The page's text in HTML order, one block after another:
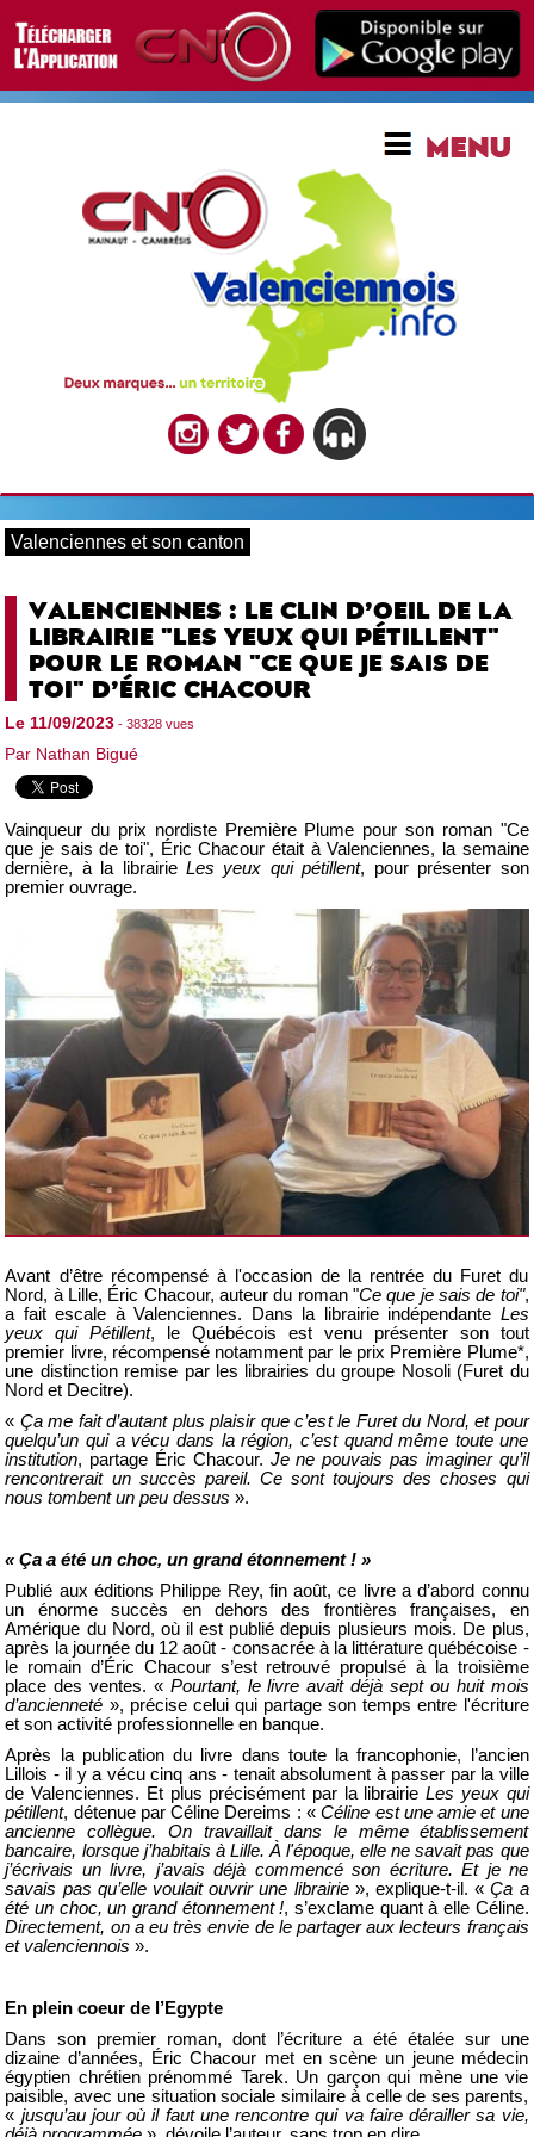
Valenciennes et son canton
VALENCIENNES : LE CLIN D’OEIL DE LA
LIBRAIRIE "LES YEUX QUI PÉTILLENT"
POUR LE ROMAN "CE QUE JE SAIS DE
TOI" D’ÉRIC CHACOUR
Le 11/09/2023 - 38328 vues
Par Nathan Bigué
Vainqueur du prix nordiste Première Plume pour son roman "Ce
que je sais de toi", Éric Chacour était à Valenciennes, la semaine
dernière, à la librairieLes yeux qui pétillent, pour présenter son
premier ouvrage.
Avant d’être récompensé à l'occasion de la rentrée du Furet du
Nord, à Lille, Éric Chacour, auteur du roman "Ce que je sais de toi",
a fait escale à Valenciennes. Dans la librairie indépendante Les
yeux qui Pétillent, le Québécois est venu présenter son tout
premier livre, récompensé notamment par le prix Première Plume*,
une distinction remise par les librairies du groupe Nosoli (Furet du
Nord et Decitre).
« Ça me fait d’autant plus plaisir que c’est le Furet du Nord, et pour
quelqu’un qui a vécu dans la région, c’est quand même toute une
institution, partage Éric Chacour. Je ne pouvais pas imaginer qu’il
rencontrerait un succès pareil. Ce sont toujours des choses qui
nous tombent un peu dessus ».
« Ça a été un choc, un grand étonnement ! »
Publié aux éditions Philippe Rey, fin août, ce livre a d’abord connu
un énorme succès en dehors des frontières françaises, en
Amérique du Nord, où il est publié depuis plusieurs mois. De plus,
après la journée du 12 août - consacrée à la littérature québécoise -
le romain d’Éric Chacour s’est retrouvé propulsé à la troisième
place des ventes. « Pourtant, le livre avait déjà sept ou huit mois
d’ancienneté », précise celui qui partage son temps entre l'écriture
et son activité professionnelle en banque.
Après la publication du livre dans toute la francophonie, l’ancien
Lillois - il y a vécu cinq ans - tenait absolument à passer par la ville
de Valenciennes. Et plus précisément par la librairieLes yeux qui
pétillent, détenue parCéline Dereims : «Céline est une amie et une
ancienne collègue. On travaillait dans le même établissement
bancaire, lorsque j’habitais à Lille. À l'époque, elle ne savait pas que
j’écrivais un livre, j’avais déjà commencé son écriture. Et je ne
savais pas qu’elle voulait ouvrir une librairie», explique-t-il. «Ça a
été un choc, un grand étonnement !, s’exclame quant à elle Céline.
Directement, on a eu très envie de le partager aux lecteurs français
et valenciennois ».
En plein coeur de l’Egypte
Dans son premier roman, dont l’écriture a été étalée sur une
dizaine d’années, Éric Chacour met en scène un jeune médecin
égyptien chrétien prénommé Tarek. Un garçon qui mène une vie
paisible, avec une situation sociale similaire à celle de ses parents,
« jusqu’au jour où il faut une rencontre qui va faire dérailler sa vie,